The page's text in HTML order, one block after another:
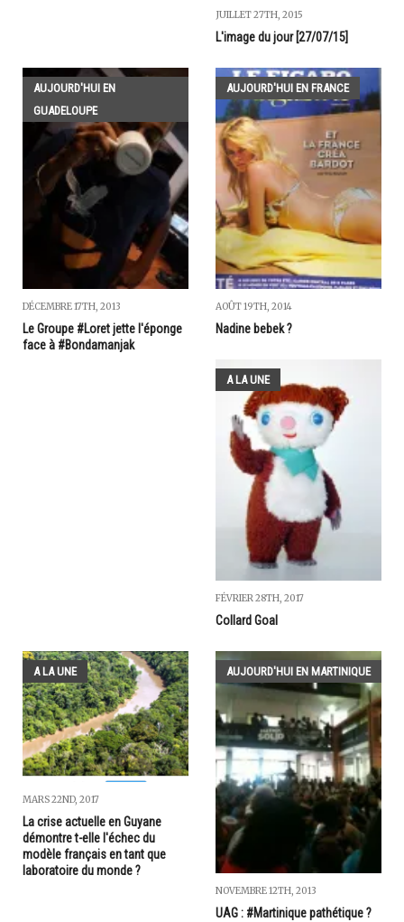
JUILLET 27TH, 2015
L'image du jour [27/07/15]
AUJOURD'HUI EN
GUADELOUPE
DÉCEMBRE 17TH, 2013
Le Groupe #Loret jette l'éponge
face à #Bondamanjak
AUJOURD'HUI EN FRANCE
AOÛT 19TH, 2014
Nadine bebek ?
A LA UNE
FÉVRIER 28TH, 2017
Collard Goal
A LA UNE
MARS 22ND, 2017
La crise actuelle en Guyane
démontre t-elle l'échec du
modèle français en tant que
laboratoire du monde ?
AUJOURD'HUI EN MARTINIQUE
NOVEMBRE 12TH, 2013
UAG : #Martinique pathétique ?